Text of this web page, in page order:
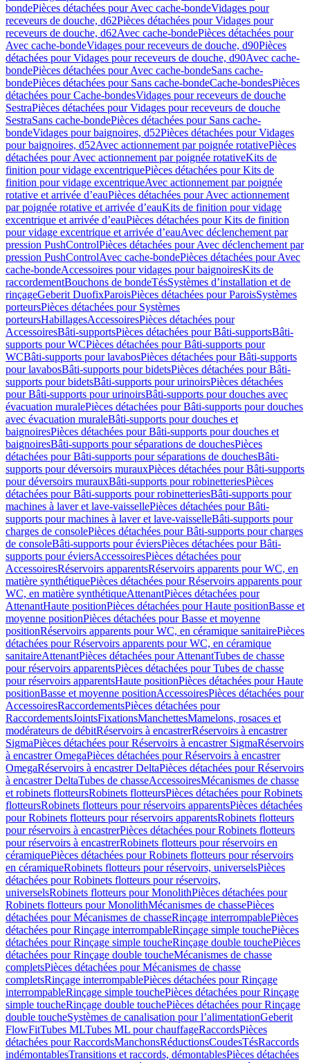
bondePièces détachées pour Avec cache-bondeVidages pour
receveurs de douche, d62Pièces détachées pour Vidages pour
receveurs de douche, d62Avec cache-bondePièces détachées pour
Avec cache-bondeVidages pour receveurs de douche, d90Pièces
détachées pour Vidages pour receveurs de douche, d90Avec cache-
bondePièces détachées pour Avec cache-bondeSans cache-
bondePièces détachées pour Sans cache-bondeCache-bondesPièces
détachées pour Cache-bondesVidages pour receveurs de douche
SestraPièces détachées pour Vidages pour receveurs de douche
SestraSans cache-bondePièces détachées pour Sans cache-
bondeVidages pour baignoires, d52Pièces détachées pour Vidages
pour baignoires, d52Avec actionnement par poignée rotativePièces
détachées pour Avec actionnement par poignée rotativeKits de
finition pour vidage excentriquePièces détachées pour Kits de
finition pour vidage excentriqueAvec actionnement par poignée
rotative et arrivée d’eauPièces détachées pour Avec actionnement
par poignée rotative et arrivée d’eauKits de finition pour vidage
excentrique et arrivée d’eauPièces détachées pour Kits de finition
pour vidage excentrique et arrivée d’eauAvec déclenchement par
pression PushControlPièces détachées pour Avec déclenchement par
pression PushControlAvec cache-bondePièces détachées pour Avec
cache-bondeAccessoires pour vidages pour baignoiresKits de
raccordementBouchons de bondeTésSystèmes d’installation et de
rinçageGeberit DuofixParoisPièces détachées pour ParoisSystèmes
porteursPièces détachées pour Systèmes
porteursHabillagesAccessoiresPièces détachées pour
AccessoiresBâti-supportsPièces détachées pour Bâti-supportsBâti-
supports pour WCPièces détachées pour Bâti-supports pour
WCBâti-supports pour lavabosPièces détachées pour Bâti-supports
pour lavabosBâti-supports pour bidetsPièces détachées pour Bâti-
supports pour bidetsBâti-supports pour urinoirsPièces détachées
pour Bâti-supports pour urinoirsBâti-supports pour douches avec
évacuation muralePièces détachées pour Bâti-supports pour douches
avec évacuation muraleBâti-supports pour douches et
baignoiresPièces détachées pour Bâti-supports pour douches et
baignoiresBâti-supports pour séparations de douchesPièces
détachées pour Bâti-supports pour séparations de douchesBâti-
supports pour déversoirs murauxPièces détachées pour Bâti-supports
pour déversoirs murauxBâti-supports pour robinetteriesPièces
détachées pour Bâti-supports pour robinetteriesBâti-supports pour
machines à laver et lave-vaissellePièces détachées pour Bâti-
supports pour machines à laver et lave-vaisselleBâti-supports pour
charges de consolePièces détachées pour Bâti-supports pour charges
de consoleBâti-supports pour éviersPièces détachées pour Bâti-
supports pour éviersAccessoiresPièces détachées pour
AccessoiresRéservoirs apparentsRéservoirs apparents pour WC, en
matière synthétiquePièces détachées pour Réservoirs apparents pour
WC, en matière synthétiqueAttenantPièces détachées pour
AttenantHaute positionPièces détachées pour Haute positionBasse et
moyenne positionPièces détachées pour Basse et moyenne
positionRéservoirs apparents pour WC, en céramique sanitairePièces
détachées pour Réservoirs apparents pour WC, en céramique
sanitaireAttenantPièces détachées pour AttenantTubes de chasse
pour réservoirs apparentsPièces détachées pour Tubes de chasse
pour réservoirs apparentsHaute positionPièces détachées pour Haute
positionBasse et moyenne positionAccessoiresPièces détachées pour
AccessoiresRaccordementsPièces détachées pour
RaccordementsJointsFixationsManchettesMamelons, rosaces et
modérateurs de débitRéservoirs à encastrerRéservoirs à encastrer
SigmaPièces détachées pour Réservoirs à encastrer SigmaRéservoirs
à encastrer OmegaPièces détachées pour Réservoirs à encastrer
OmegaRéservoirs à encastrer DeltaPièces détachées pour Réservoirs
à encastrer DeltaTubes de chasseAccessoiresMécanismes de chasse
et robinets flotteursRobinets flotteursPièces détachées pour Robinets
flotteursRobinets flotteurs pour réservoirs apparentsPièces détachées
pour Robinets flotteurs pour réservoirs apparentsRobinets flotteurs
pour réservoirs à encastrerPièces détachées pour Robinets flotteurs
pour réservoirs à encastrerRobinets flotteurs pour réservoirs en
céramiquePièces détachées pour Robinets flotteurs pour réservoirs
en céramiqueRobinets flotteurs pour réservoirs, universelsPièces
détachées pour Robinets flotteurs pour réservoirs,
universelsRobinets flotteurs pour MonolithPièces détachées pour
Robinets flotteurs pour MonolithMécanismes de chassePièces
détachées pour Mécanismes de chasseRinçage interrompablePièces
détachées pour Rinçage interrompableRinçage simple touchePièces
détachées pour Rinçage simple toucheRinçage double touchePièces
détachées pour Rinçage double toucheMécanismes de chasse
completsPièces détachées pour Mécanismes de chasse
completsRinçage interrompablePièces détachées pour Rinçage
interrompableRinçage simple touchePièces détachées pour Rinçage
simple toucheRinçage double touchePièces détachées pour Rinçage
double toucheSystèmes de canalisation pour l’alimentationGeberit
FlowFitTubes MLTubes ML pour chauffageRaccordsPièces
détachées pour RaccordsManchonsRéductionsCoudesTésRaccords
indémontablesTransitions et raccords, démontablesPièces détachées